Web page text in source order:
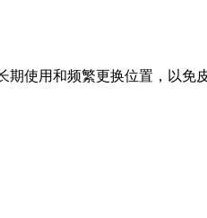
使用和频繁更换位置，以免